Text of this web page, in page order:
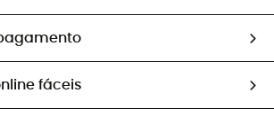
fáceis